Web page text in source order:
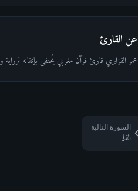
عن القارئ
عمر القزابري قارئ قرآن مغربي يُحتفى بإتقانه
السورة التالية
القلم